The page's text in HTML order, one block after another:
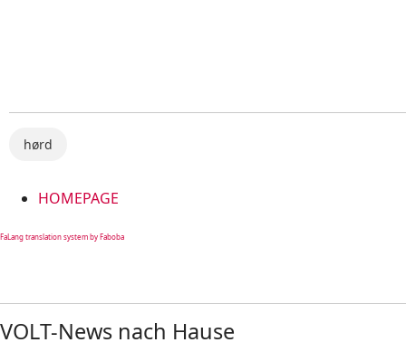
hørd
HOMEPAGE
FaLang translation system by Faboba
VOLT-News nach Hause